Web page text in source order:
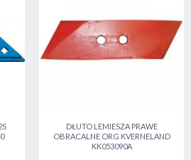
DŁUTO LEMIESZA PRAWE
OBRACALNE ORG KVERNELAND
KK053090A